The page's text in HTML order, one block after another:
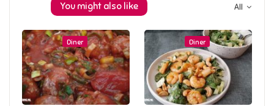
All
You might also like
Diner Diner